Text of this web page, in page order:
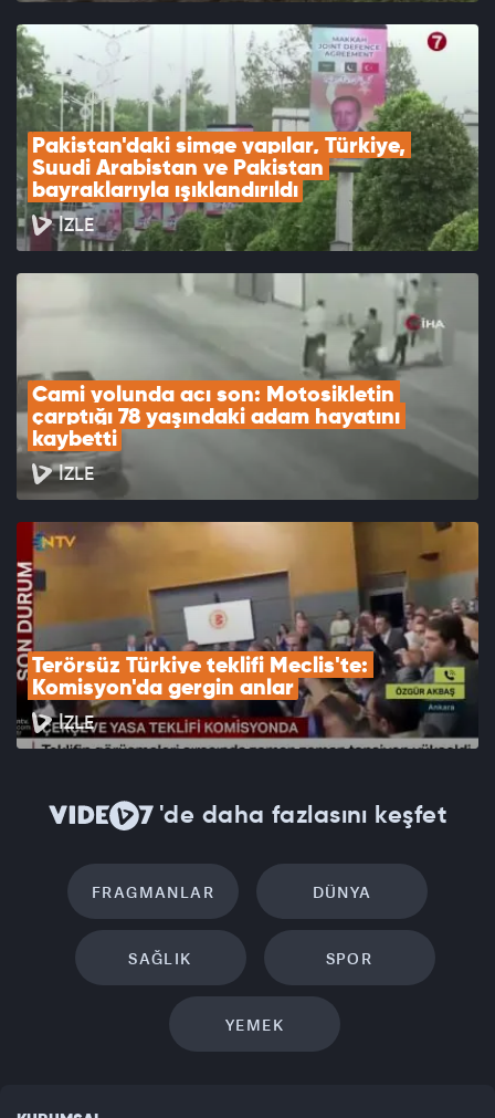
Pakistan'daki simge yapılar, Türkiye,
Suudi Arabistan ve Pakistan
bayraklarıyla ışıklandırıldı
İZLE
Cami yolunda acı son: Motosikletin
çarptığı 78 yaşındaki adam hayatını
kaybetti
İZLE
Terörsüz Türkiye teklifi Meclis'te:
Komisyon'da gergin anlar
İZLE
'de daha fazlasını keşfet
FRAGMANLAR DÜNYA
SAĞLIK SPOR
YEMEK